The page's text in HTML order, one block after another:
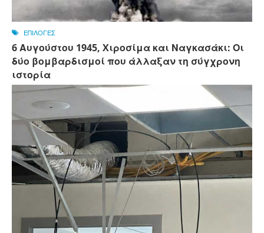
ΕΠΙΛΟΓΕΣ
6 Αυγούστου 1945, Xιροσίμα και Ναγκασάκι: Οι
δύο βομβαρδισμοί που άλλαξαν τη σύγχρονη
ιστορία